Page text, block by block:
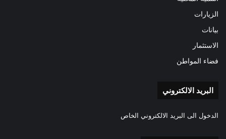
الزيارات
بيانات
الاستثمار
فضاء المواطن
البريد الالكتروني
الدخول الى البريد الالكتروني الخاص